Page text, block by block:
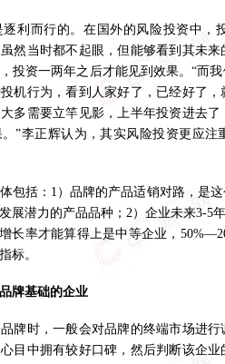
而行的。在国外的风险投资中，
然当时都不起眼，但能够看到其未
投资一两年之后才能见到效果。“而
机行为，看到人家好了，已经好了
多需要立竿见影，上半年投资进去
”李正辉认为，其实风险投资更应
括：1）品牌的产品适销对路，是这
展潜力的产品品种；2）企业未来3-5
长率才能算得上是中等企业，
标。
牌基础的企业
时，一般会对品牌的终端市场进行
目中拥有较好口碑，然后判断该企